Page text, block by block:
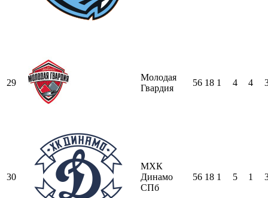
29
Молодая
Гвардия
56 18 1 4 4
30
МХК
Динамо
СПб
56 18 1 5 1